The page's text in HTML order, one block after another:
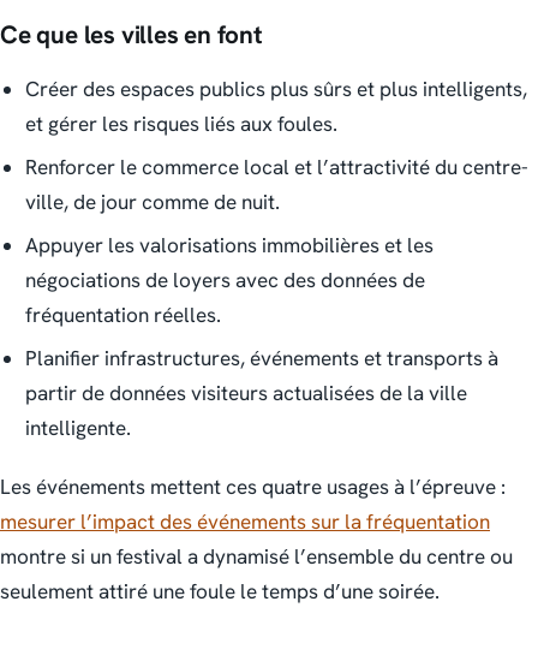
Ce que les villes en font
Créer des espaces publics plus sûrs et plus intelligents,
et gérer les risques liés aux foules.
Renforcer le commerce local et l’attractivité du centre-
ville, de jour comme de nuit.
Appuyer les valorisations immobilières et les
négociations de loyers avec des données de
fréquentation réelles.
Planifier infrastructures, événements et transports à
partir de données visiteurs actualisées de la ville
intelligente.
Les événements mettent ces quatre usages à l’épreuve :
mesurer l’impact des événements sur la fréquentation
montre si un festival a dynamisé l’ensemble du centre ou
seulement attiré une foule le temps d’une soirée.